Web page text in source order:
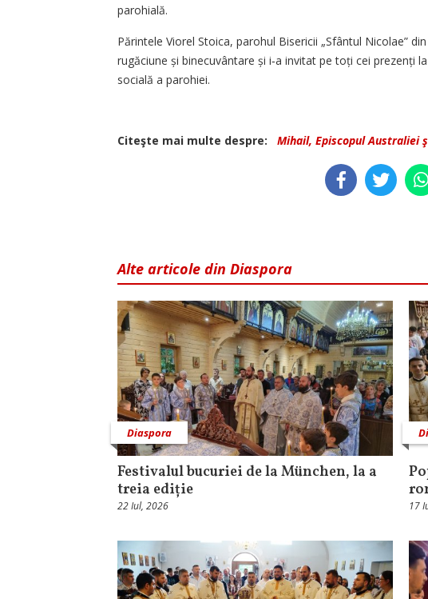
parohială.
Părintele Viorel Stoica, parohul Bisericii „Sfântul Nicolae”
rugăciune și binecuvântare și i‑a invitat pe toți cei prezenți
socială a parohiei.
Citeşte mai multe despre: Mihail, Episcopul Australiei
Alte articole din Diaspora
Diaspora
Festivalul bucuriei de la München, la a
treia ediție
22 Iul, 2026 17